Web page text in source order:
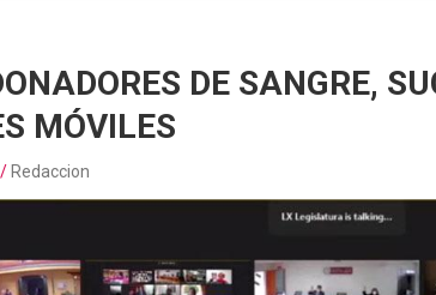
DE SANGRE,
MÓVILES
Redaccion